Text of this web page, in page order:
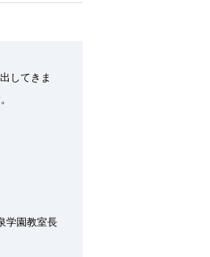
してきま
学園教室長